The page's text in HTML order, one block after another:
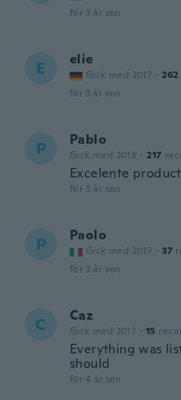
för 3 år sen
E elie
Gick med 2017 · 262
för 3 år sen
P Pablo
Gick med 2018 · 217
Excelente
för 3 år sen
P Paolo
Gick med 2017 · 37
för 3 år sen
C Caz
Gick med 2017 · 15
Everything was
should
för 4 år sen